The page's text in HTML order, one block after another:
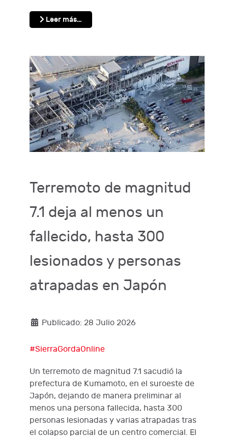
Leer más…
Terremoto de magnitud
7.1 deja al menos un
fallecido, hasta 300
lesionados y personas
atrapadas en Japón
Publicado: 28 Julio 2026
#SierraGordaOnline
Un terremoto de magnitud 7.1 sacudió la
prefectura de Kumamoto, en el suroeste de
Japón, dejando de manera preliminar al
menos una persona fallecida, hasta 300
personas lesionadas y varias atrapadas tras
el colapso parcial de un centro comercial. El